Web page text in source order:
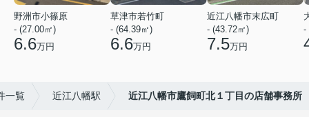
野洲市小篠原
- (27.00㎡)
6.6万円
草津市若竹町
- (64.39㎡)
6.6万円
近江八幡市末広町
- (43.72㎡)
7.5万円
-
一覧 近江八幡駅 近江八幡市鷹飼町北１丁目の店舗事務所